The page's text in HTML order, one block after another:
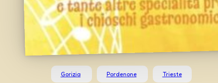
Gorizia Pordenone Trieste